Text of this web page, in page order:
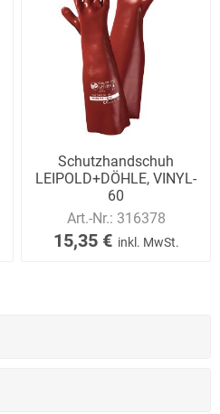
Schutzhandschuh
LEIPOLD+DÖHLE, VINYL-
60
Art.-Nr.: 316378
15,35 € inkl. MwSt.